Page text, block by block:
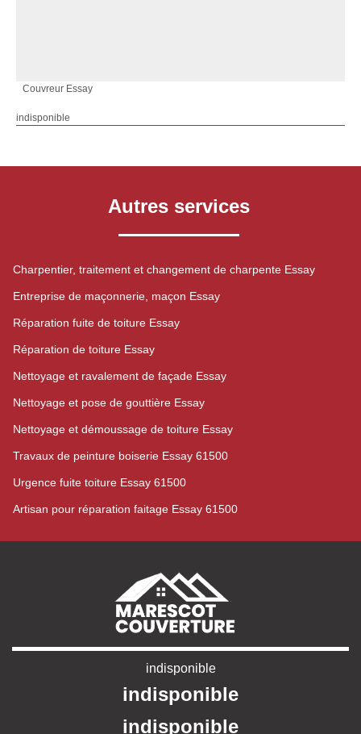
Couvreur Essay
indisponible
Autres services
Charpentier, traitement et changement de charpente Essay
Entreprise de maçonnerie, maçon Essay
Réparation fuite de toiture Essay
Réparation de toiture Essay
Nettoyage et ravalement de façade Essay
Nettoyage et pose de gouttière Essay
Nettoyage et démoussage de toiture Essay
Travaux de peinture boiserie Essay 61500
Urgence fuite toiture Essay 61500
Artisan pour réparation faitage Essay 61500
indisponible
indisponible
indisponible